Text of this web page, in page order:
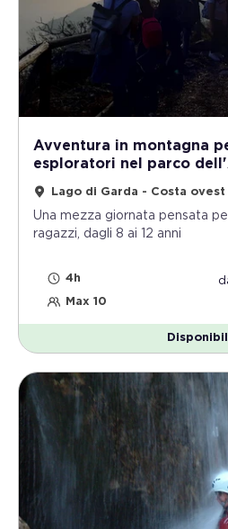
Avventura in montagna
esploratori nel parco
Lago di Garda - Costa
Una mezza giornata pensata
ragazzi, dagli 8 ai 12 anni
4h
Max 10